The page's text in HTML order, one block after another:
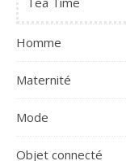
Homme
Maternité
Mode
Objet connecté